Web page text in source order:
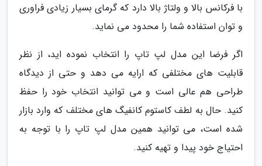
با فرکانس بالا و ولتاژ بالا دارد که گرمای بسیار زیادی فراوری
و توان استفاده شما را محدود می نماید.
اگر فرضا این مدل لپ تاپ را انتخاب نموده اید، از نظر
قابلیت های مختلفی که ارایه می دهد و حتی از دیدگاه
طراحی هم عالی است و می توانید انتخاب خود را حفظ
کنید. حال به لطف کاستوم کانفیگ های مختلف که وارد بازار
شده است، می توانید همین مدل لپ تاپ را با توجه به
احتیاج خود پیدا و تهیه کنید.